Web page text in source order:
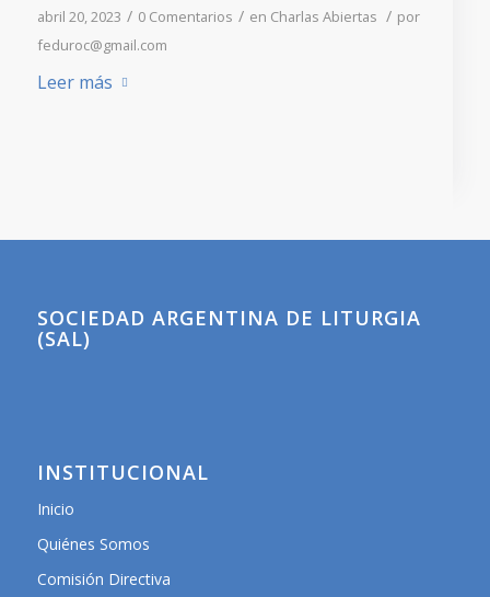
abril 20, 2023 / 0 Comentarios / en Charlas Abiertas / por
feduroc@gmail.com
Leer más
SOCIEDAD ARGENTINA DE LITURGIA
(SAL)
INSTITUCIONAL
Inicio
Quiénes Somos
Comisión Directiva